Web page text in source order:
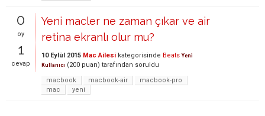
0
oy
1
cevap
Yeni macler ne zaman çıkar ve air
retina ekranlı olur mu?
10 Eylül 2015 Mac Ailesi kategorisinde Beats Yeni
Kullanıcı (200 puan) tarafından soruldu
macbook
macbook-air
macbook-pro
mac
yeni